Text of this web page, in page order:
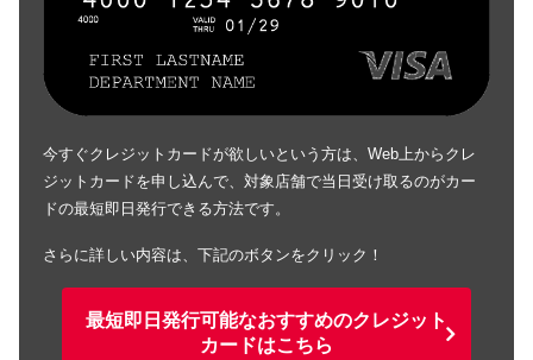
今すぐクレジットカードが欲しいという方は、Web上からクレ
ジットカードを申し込んで、対象店舗で当日受け取るのがカー
ドの最短即日発行できる方法です。
さらに詳しい内容は、下記のボタンをクリック！
最短即日発行可能なおすすめのクレジット
カードはこちら